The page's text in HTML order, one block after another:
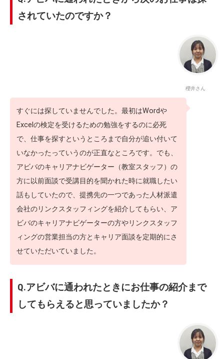
されていたのですか？
櫻井さん
すぐには探していませんでした。最初はWordや
Excelの検定を受けるための勉強をするのに必死
で、仕事を探すというところまで自分が追い付いて
いなかったっていうのが正直なところです。でも、
アビバのキャリアナビゲーター（教室スタッフ）の
方に以前面談で受講目的を聞かれた時に就職したい
話もしていたので、提携先の一つであった人材派遣
会社のリンクスタッフィングを紹介してもらい、ア
ビバのキャリアナビゲーターの方やリンクスタッフ
ィングの営業担当の方とキャリア面談を定期的にさ
せていただいていました。
Q.アビバに通われたときにお仕事の紹介まで
してもらえると思っていましたか？